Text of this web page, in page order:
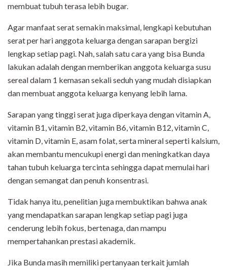
membuat tubuh terasa lebih bugar.
Agar manfaat serat semakin maksimal, lengkapi kebutuhan
serat per hari anggota keluarga dengan sarapan bergizi
lengkap setiap pagi. Nah, salah satu cara yang bisa Bunda
lakukan adalah dengan memberikan anggota keluarga susu
serealdalam 1 kemasan sekali seduh yang mudah disiapkan
dan membuat anggota keluarga kenyang lebih lama.
Sarapan yang tinggi serat juga diperkaya dengan vitamin A,
vitamin B1, vitamin B2, vitamin B6, vitamin B12, vitamin C,
vitamin D, vitamin E, asam folat, serta mineral seperti kalsium,
akan membantu mencukupi energi dan meningkatkan daya
tahan tubuh keluarga tercinta sehingga dapat memulai hari
dengan semangat dan penuh konsentrasi.
Tidak hanya itu, penelitian juga membuktikan bahwa anak
yang mendapatkan sarapan lengkap setiap pagi juga
cenderung lebih fokus, bertenaga, dan mampu
mempertahankan prestasi akademik.
Jika Bunda masih memiliki pertanyaan terkait jumlah